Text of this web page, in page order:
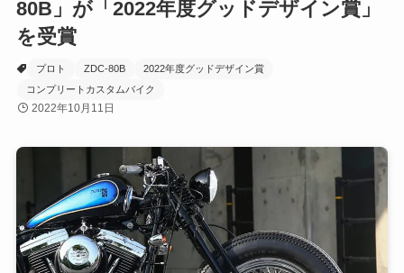
80B」が「2022年度グッドデザイン賞」
を受賞
プロト ZDC-80B
2022年度グッドデザイン賞
コンプリートカスタムバイク
2022年10月11日